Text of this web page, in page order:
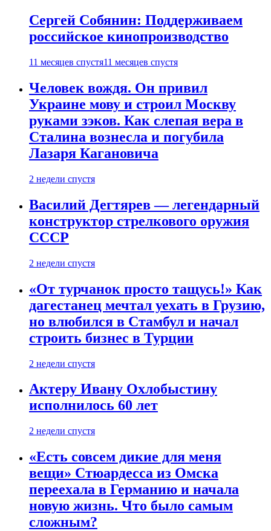
Сергей Собянин: Поддерживаем
российское кинопроизводство
11 месяцев спустя11 месяцев спустя
Человек вождя. Он привил
Украине мову и строил Москву
руками зэков. Как слепая вера в
Сталина вознесла и погубила
Лазаря Кагановича
2 недели спустя
Василий Дегтярев — легендарный
конструктор стрелкового оружия
СССР
2 недели спустя
«От турчанок просто тащусь!» Как
дагестанец мечтал уехать в Грузию,
но влюбился в Стамбул и начал
строить бизнес в Турции
2 недели спустя
Актеру Ивану Охлобыстину
исполнилось 60 лет
2 недели спустя
«Есть совсем дикие для меня
вещи» Стюардесса из Омска
переехала в Германию и начала
новую жизнь. Что было самым
сложным?